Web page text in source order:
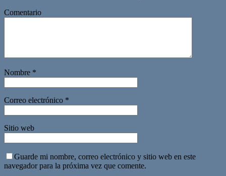
Comentario
Nombre *
Correo electrónico *
Sitio web
Guarde mi nombre, correo electrónico y sitio web en este
navegador para la próxima vez que comente.